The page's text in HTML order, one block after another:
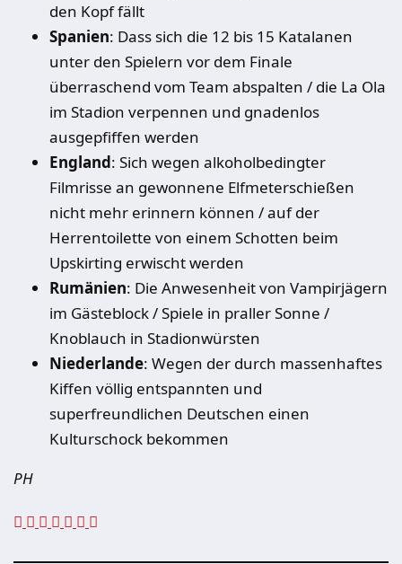
den Kopf fällt
Spanien: Dass sich die 12 bis 15 Katalanen
unter den Spielern vor dem Finale
überraschend vom Team abspalten / die La Ola
im Stadion verpennen und gnadenlos
ausgepfiffen werden
England: Sich wegen alkoholbedingter
Filmrisse an gewonnene Elfmeterschießen
nicht mehr erinnern können / auf der
Herrentoilette von einem Schotten beim
Upskirting erwischt werden
Rumänien: Die Anwesenheit von Vampirjägern
im Gästeblock / Spiele in praller Sonne /
Knoblauch in Stadionwürsten
Niederlande: Wegen der durch massenhaftes
Kiffen völlig entspannten und
superfreundlichen Deutschen einen
Kulturschock bekommen
PH